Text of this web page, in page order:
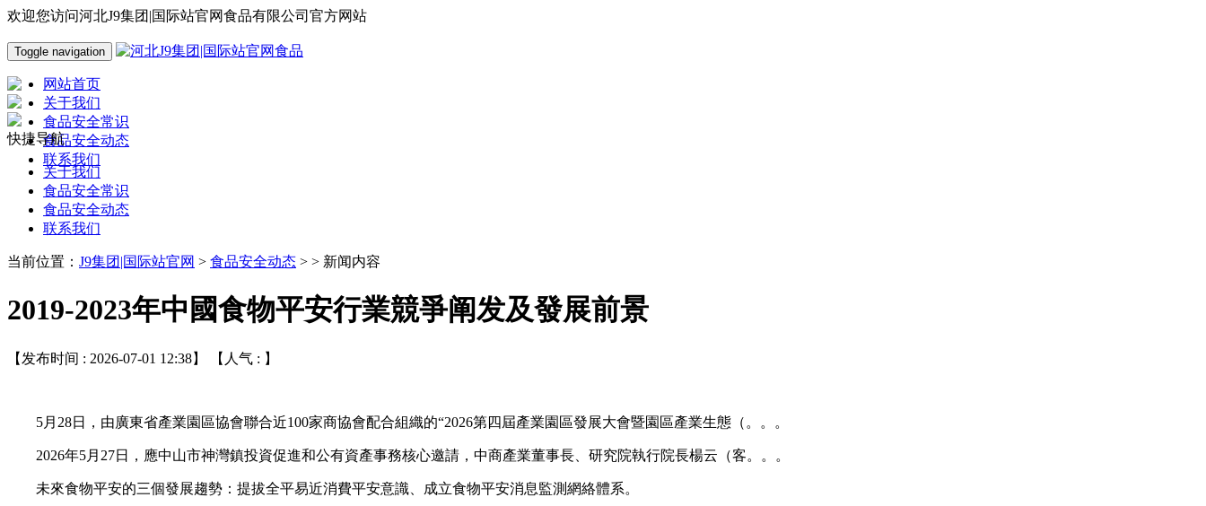
欢迎您访问河北J9集团|国际站官网食品有限公司官方网站
Toggle navigation
网站首页
关于我们
食品安全常识
食品安全动态
联系我们
快捷导航
关于我们
食品安全常识
食品安全动态
联系我们
当前位置： J9集团|国际站官网 > 食品安全动态 > > 新闻内容
2019-2023年中國食物平安行業競爭阐发及發展前景
【发布时间 : 2026-07-01 12:38】 【人气 : 】
5月28日，由廣東省產業園區協會聯合近100家商協會配合組織的“2026第四屆產業園區發展大會暨園區產業生態（。。。
2026年5月27日，應中山市神灣鎮投資促進和公有資產事務核心邀請，中商產業董事長、研究院執行院長楊云（客。。。
未來食物平安的三個發展趨勢：提拔全平易近消費平安意識、成立食物平安消息監測網絡體系。